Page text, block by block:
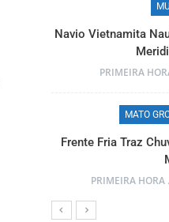
Navio Vietnamita
MATO
Frente Fria Traz